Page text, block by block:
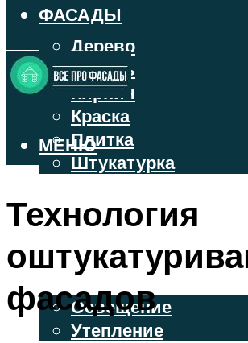
ФАСАДЫ
Дерево
Камень
Кирпич
Краска
Плитка
Штукатурка
ОСВЕЩЕНИЕ И
Освещение
Утепление
МЕНЮ
Технология
фасадов